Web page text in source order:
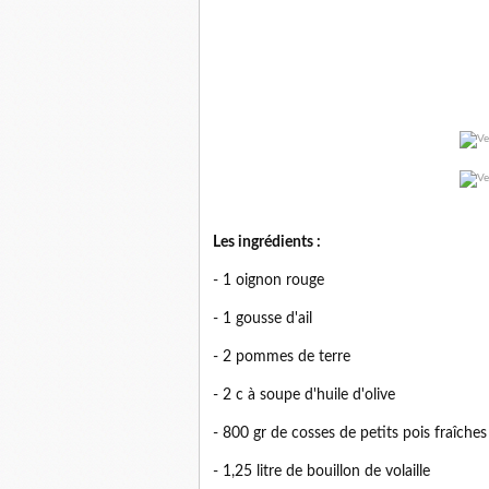
Les ingrédients :
- 1 oignon rouge
- 1 gousse d'ail
- 2 pommes de terre
- 2 c à soupe d'huile d'olive
- 800 gr de cosses de petits pois fraîches
- 1,25 litre de bouillon de volaille